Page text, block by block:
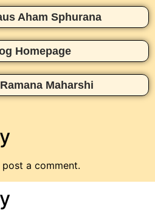
Aham Sphurana
Homepage
Maharshi
a comment.